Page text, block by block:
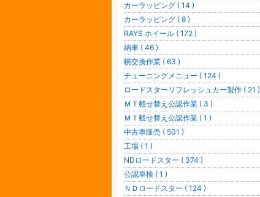
カーラッピング ( 14 )
カーラッピング ( 8 )
RAYS ホイール ( 172 )
納車 ( 46 )
幌交換作業 ( 63 )
チューニングメニュー ( 124 )
ロードスターリフレッシュカー製作 ( 21 )
ＭＴ載せ替え公認作業 ( 3 )
ＭＴ載せ替え公認作業 ( 1 )
中古車販売 ( 501 )
工場 ( 1 )
NDロードスター ( 374 )
公認車検 ( 1 )
ＮＤロードスター ( 124 )